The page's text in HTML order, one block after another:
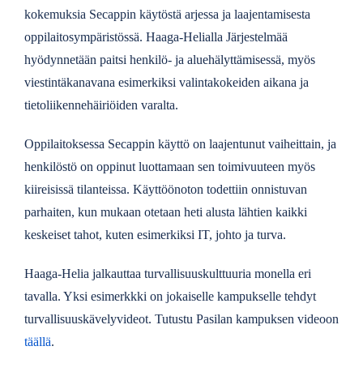
kokemuksia Secappin käytöstä arjessa ja laajentamisesta
oppilaitosympäristössä. Haaga-Helialla Järjestelmää
hyödynnetään paitsi henkilö- ja aluehälyttämisessä, myös
viestintäkanavana esimerkiksi valintakokeiden aikana ja
tietoliikennehäiriöiden varalta.
Oppilaitoksessa Secappin käyttö on laajentunut vaiheittain, ja
henkilöstö on oppinut luottamaan sen toimivuuteen myös
kiireisissä tilanteissa. Käyttöönoton todettiin onnistuvan
parhaiten, kun mukaan otetaan heti alusta lähtien kaikki
keskeiset tahot, kuten esimerkiksi IT, johto ja turva.
Haaga-Helia jalkauttaa turvallisuuskulttuuria monella eri
tavalla. Yksi esimerkkki on jokaiselle kampukselle tehdyt
turvallisuuskävelyvideot. Tutustu Pasilan kampuksen videoon
täällä.